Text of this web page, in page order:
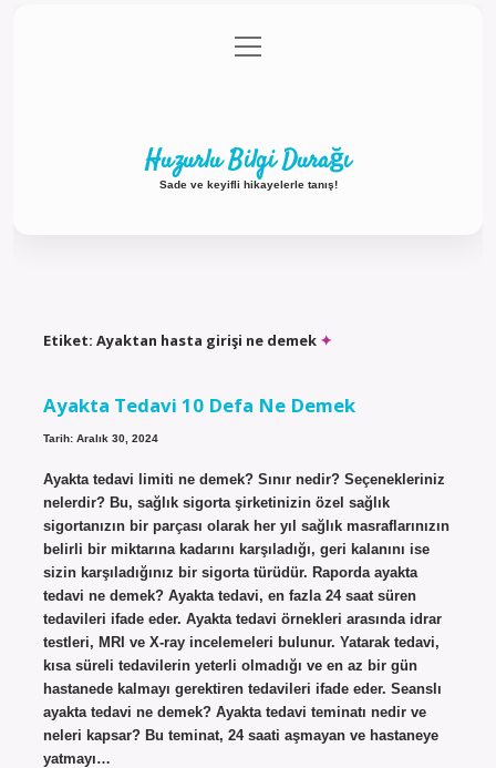
Gizlilik Politikası
menüyü
aç
Huzurlu Bilgi Durağı
Sade ve keyifli hikayelerle tanış!
Etiket: Ayaktan hasta girişi ne demek
Ayakta Tedavi 10 Defa Ne Demek
Tarih: Aralık 30, 2024
Ayakta tedavi limiti ne demek? Sınır nedir? Seçenekleriniz
nelerdir? Bu, sağlık sigorta şirketinizin özel sağlık
sigortanızın bir parçası olarak her yıl sağlık masraflarınızın
belirli bir miktarına kadarını karşıladığı, geri kalanını ise
sizin karşıladığınız bir sigorta türüdür. Raporda ayakta
tedavi ne demek? Ayakta tedavi, en fazla 24 saat süren
tedavileri ifade eder. Ayakta tedavi örnekleri arasında idrar
testleri, MRI ve X-ray incelemeleri bulunur. Yatarak tedavi,
kısa süreli tedavilerin yeterli olmadığı ve en az bir gün
hastanede kalmayı gerektiren tedavileri ifade eder. Seanslı
ayakta tedavi ne demek? Ayakta tedavi teminatı nedir ve
neleri kapsar? Bu teminat, 24 saati aşmayan ve hastaneye
yatmayı…